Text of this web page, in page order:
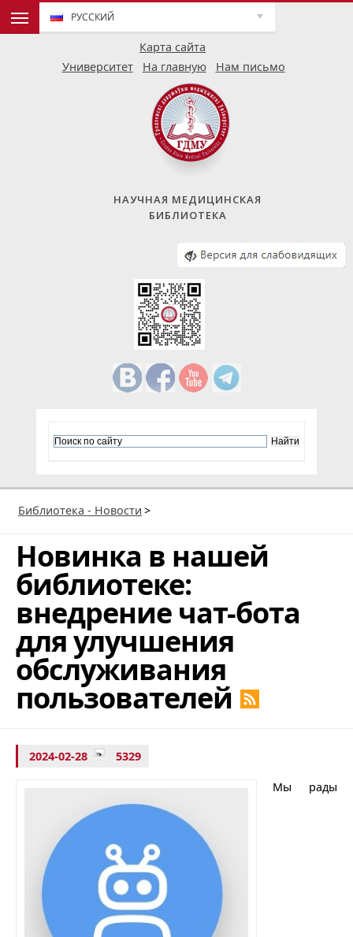
Карта сайта
РУССКИЙ
Университет На главную Нам письмо
НАУЧНАЯ МЕДИЦИНСКАЯ
БИБЛИОТЕКА
Библиотека - Новости >
Новинка в нашей
библиотеке:
внедрение чат-бота
для улучшения
обслуживания
пользователей
2024-02-28 5329
Мы рады